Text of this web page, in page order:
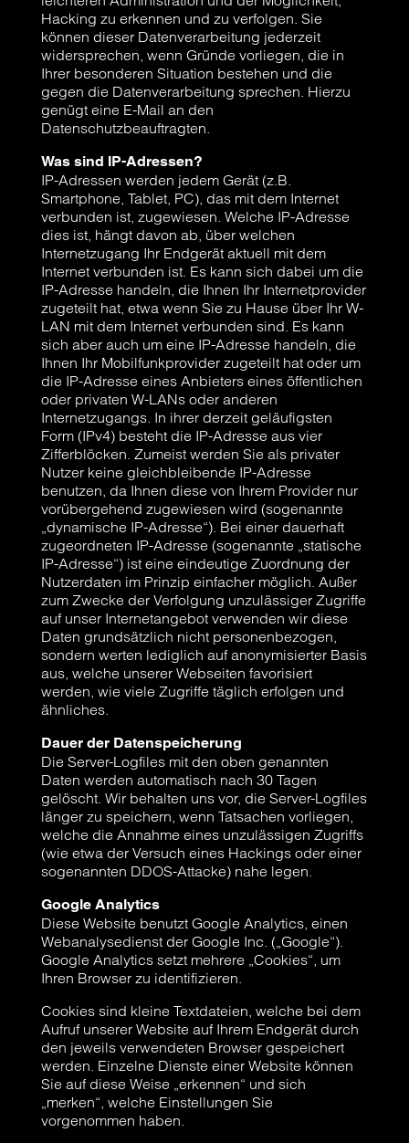
Hacking zu erkennen und zu verfolgen. Sie
können dieser Datenverarbeitung jederzeit
widersprechen, wenn Gründe vorliegen, die in
Ihrer besonderen Situation bestehen und die
gegen die Datenverarbeitung sprechen. Hierzu
genügt eine E-Mail an den
Datenschutzbeauftragten.
Was sind IP-Adressen?
IP-Adressen werden jedem Gerät (z.B.
Smartphone, Tablet, PC), das mit dem Internet
verbunden ist, zugewiesen. Welche IP-Adresse
dies ist, hängt davon ab, über welchen
Internetzugang Ihr Endgerät aktuell mit dem
Internet verbunden ist. Es kann sich dabei um die
IP-Adresse handeln, die Ihnen Ihr Internetprovider
zugeteilt hat, etwa wenn Sie zu Hause über Ihr W-
LAN mit dem Internet verbunden sind. Es kann
sich aber auch um eine IP-Adresse handeln, die
Ihnen Ihr Mobilfunkprovider zugeteilt hat oder um
die IP-Adresse eines Anbieters eines öffentlichen
oder privaten W-LANs oder anderen
Internetzugangs. In ihrer derzeit geläufigsten
Form (IPv4) besteht die IP-Adresse aus vier
Zifferblöcken. Zumeist werden Sie als privater
Nutzer keine gleichbleibende IP-Adresse
benutzen, da Ihnen diese von Ihrem Provider nur
vorübergehend zugewiesen wird (sogenannte
„dynamische IP-Adresse“). Bei einer dauerhaft
zugeordneten IP-Adresse (sogenannte „statische
IP-Adresse“) ist eine eindeutige Zuordnung der
Nutzerdaten im Prinzip einfacher möglich. Außer
zum Zwecke der Verfolgung unzulässiger Zugriffe
auf unser Internetangebot verwenden wir diese
Daten grundsätzlich nicht personenbezogen,
sondern werten lediglich auf anonymisierter Basis
aus, welche unserer Webseiten favorisiert
werden, wie viele Zugriffe täglich erfolgen und
ähnliches.
Dauer der Datenspeicherung
Die Server-Logfiles mit den oben genannten
Daten werden automatisch nach 30 Tagen
gelöscht. Wir behalten uns vor, die Server-Logfiles
länger zu speichern, wenn Tatsachen vorliegen,
welche die Annahme eines unzulässigen Zugriffs
(wie etwa der Versuch eines Hackings oder einer
sogenannten DDOS-Attacke) nahe legen.
Google Analytics
Diese Website benutzt Google Analytics, einen
Webanalysedienst der Google Inc. („Google“).
Google Analytics setzt mehrere „Cookies“, um
Ihren Browser zu identifizieren.
Cookies sind kleine Textdateien, welche bei dem
Aufruf unserer Website auf Ihrem Endgerät durch
den jeweils verwendeten Browser gespeichert
werden. Einzelne Dienste einer Website können
Sie auf diese Weise „erkennen“ und sich
„merken“, welche Einstellungen Sie
vorgenommen haben.